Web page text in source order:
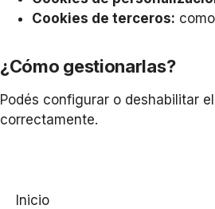
Cookies de terceros:
¿Cómo gestionarlas?
Podés configurar o deshabilitar
correctamente.
Inicio